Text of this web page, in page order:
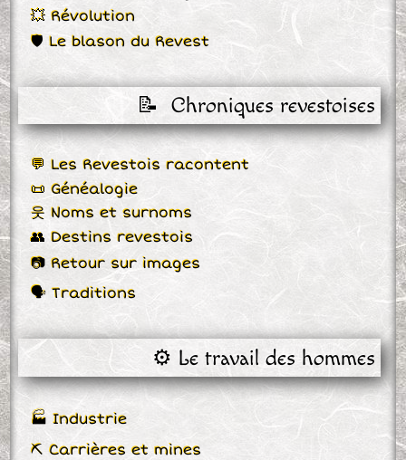
💥 Révolution
🛡 Le blason du Revest
📝  Chroniques revestoises
💬 Les Revestois racontent
📜 Généalogie
웃 Noms et surnoms
👥 Destins revestois
📷 Retour sur images
🗣 Traditions
⚙️ Le travail des hommes
🏭 Industrie
⛏ Carrières et mines